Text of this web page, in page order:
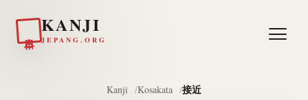
KANJI
JEPANG.ORG
Kanji Kosakata 接近